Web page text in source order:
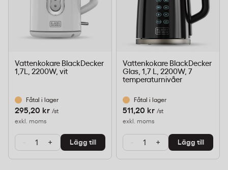
Vattenkokare BlackDecker
1,7L, 2200W, vit
Fåtal i lager
295,20 kr /st
exkl. moms
- + Lägg till
Vattenkokare BlackDecker
Glas, 1,7 L, 2200W, 7
temperaturnivåer
Fåtal i lager
511,20 kr /st
exkl. moms
- + Lägg till